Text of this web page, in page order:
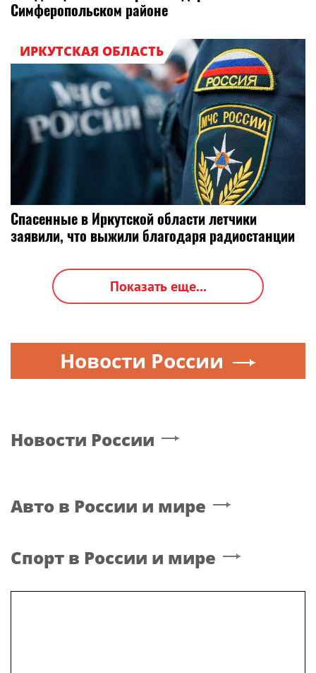
Симферопольском районе
ИРКУТСКАЯ ОБЛАСТЬ
Спасенные в Иркутской области летчики
заявили, что выжили благодаря радиостанции
Показать еще...
Новости России
Новости России
Авто в России и мире
Спорт в России и мире